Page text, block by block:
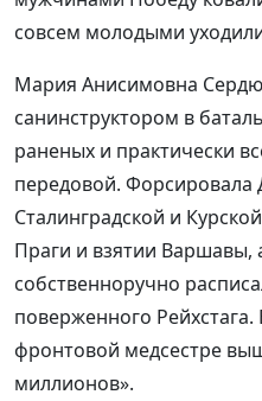
совсем молодыми
Мария Анисимовна
санинструктором в
раненых и практически
передовой. Форсировала
Сталинградской и
Праги и взятии Варшавы,
собственноручно
поверженного
фронтовой медсестре
миллионов».